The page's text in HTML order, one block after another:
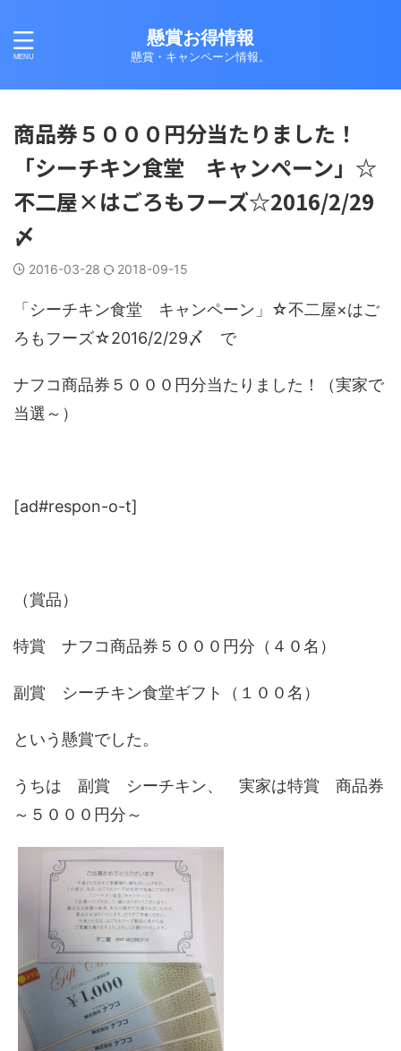
懸賞お得情報
懸賞・キャンペーン情報。
商品券５０００円分当たりました！
「シーチキン食堂 キャンペーン」☆
不二屋×はごろもフーズ☆2016/2/29
〆
2016-03-28 2018-09-15
「シーチキン食堂 キャンペーン」☆不二屋×はご
ろもフーズ☆2016/2/29〆 で
ナフコ商品券５０００円分当たりました！（実家で
当選～）
[ad#respon-o-t]
（賞品）
特賞 ナフコ商品券５０００円分（４０名）
副賞 シーチキン食堂ギフト（１００名）
という懸賞でした。
うちは 副賞 シーチキン、 実家は特賞 商品券
～５０００円分～